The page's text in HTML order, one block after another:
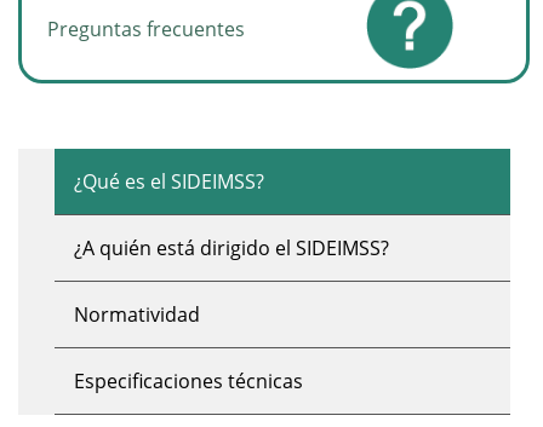
Preguntas frecuentes
¿Qué es el SIDEIMSS?
¿A quién está dirigido el SIDEIMSS?
Normatividad
Especificaciones técnicas